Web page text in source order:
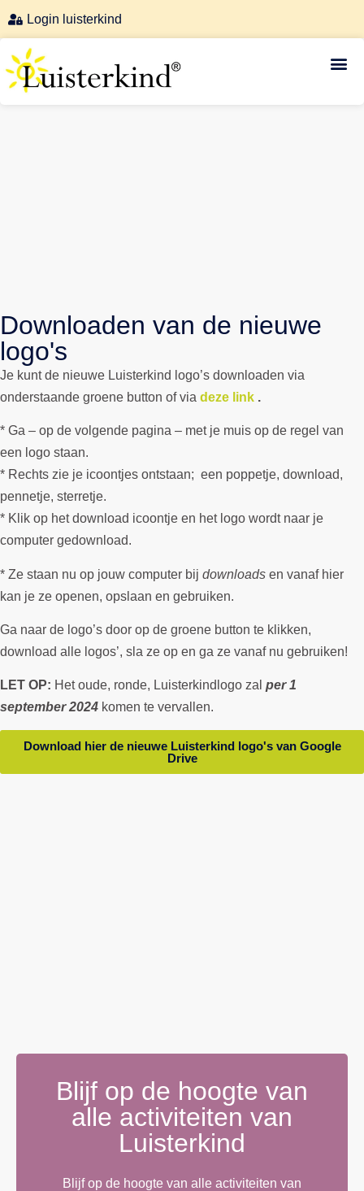
Login luisterkind
Downloaden van de nieuwe
logo's
Je kunt de nieuwe Luisterkind logo’s downloaden via
onderstaande groene button of via deze link .
* Ga – op de volgende pagina – met je muis op de regel van
een logo staan.
* Rechts zie je icoontjes ontstaan; een poppetje, download,
pennetje, sterretje.
* Klik op het download icoontje en het logo wordt naar je
computer gedownload.
* Ze staan nu op jouw computer bij downloads en vanaf hier
kan je ze openen, opslaan en gebruiken.
Ga naar de logo’s door op de groene button te klikken,
download alle logos’, sla ze op en ga ze vanaf nu gebruiken!
LET OP: Het oude, ronde, Luisterkindlogo zal per 1
september 2024 komen te vervallen.
Download hier de nieuwe Luisterkind logo's van Google
Drive
Blijf op de hoogte van
alle activiteiten van
Luisterkind
Blijf op de hoogte van alle activiteiten van